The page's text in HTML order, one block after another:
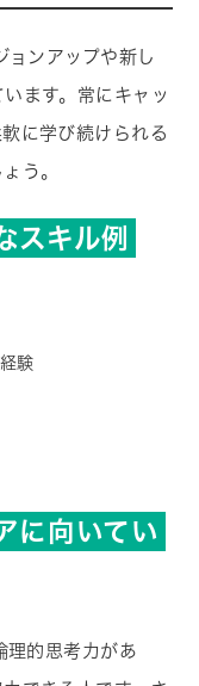
ンアップや新し
ます。常にキャッ
に学び続けられる
う。
スキル例
験
に向いてい
理的思考力があ